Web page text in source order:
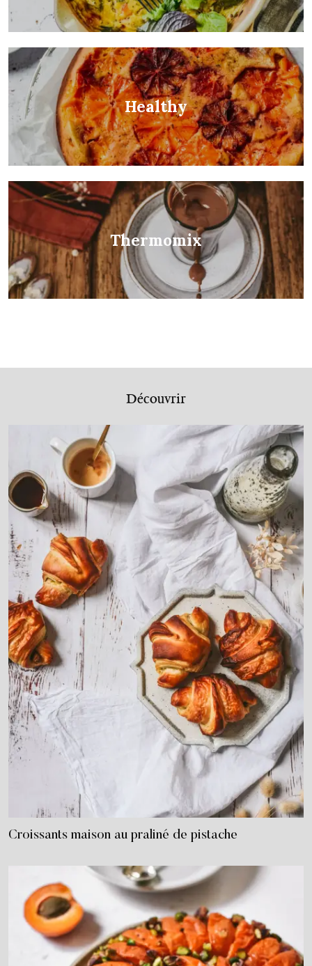
Healthy
Thermomix
Découvrir
Croissants maison au praliné de pistache